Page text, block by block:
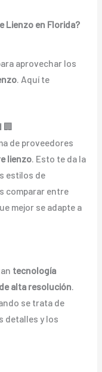
Lienzo en Florida?
aprovechar los
. Aquí te
🏢
de proveedores
lienzo. Esto te da la
estilos de
comparar entre
mejor se adapte a
tecnología
alta resolución.
se trata de
detalles y los